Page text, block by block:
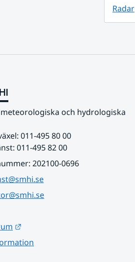
Radar
meteorologiska och hydrologiska
011-495 80 00
011-495 82 00
202100-0696